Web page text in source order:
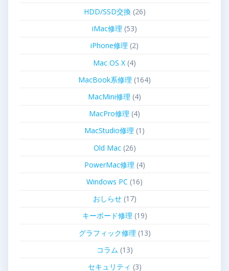
HDD/SSD交換(26)
iMac修理 (53)
iPhone修理 (2)
Mac OS X (4)
MacBook系修理 (164)
MacMini修理 (4)
MacPro修理 (4)
MacStudio修理 (1)
Old Mac(26)
PowerMac修理 (4)
Windows PC (16)
おしらせ(17)
キーボード修理 (19)
グラフィック修理 (13)
コラム (13)
セキュリティ (3)